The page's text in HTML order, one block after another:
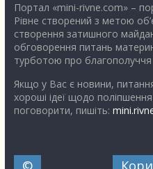
Портал «mini-rivne.com» –
Рівне створений з метою
створення затишного
обговорення питань
турботою про благополуччя
Якщо у Вас є новини,
хороші ідеї щодо
поговорити, пишіть: